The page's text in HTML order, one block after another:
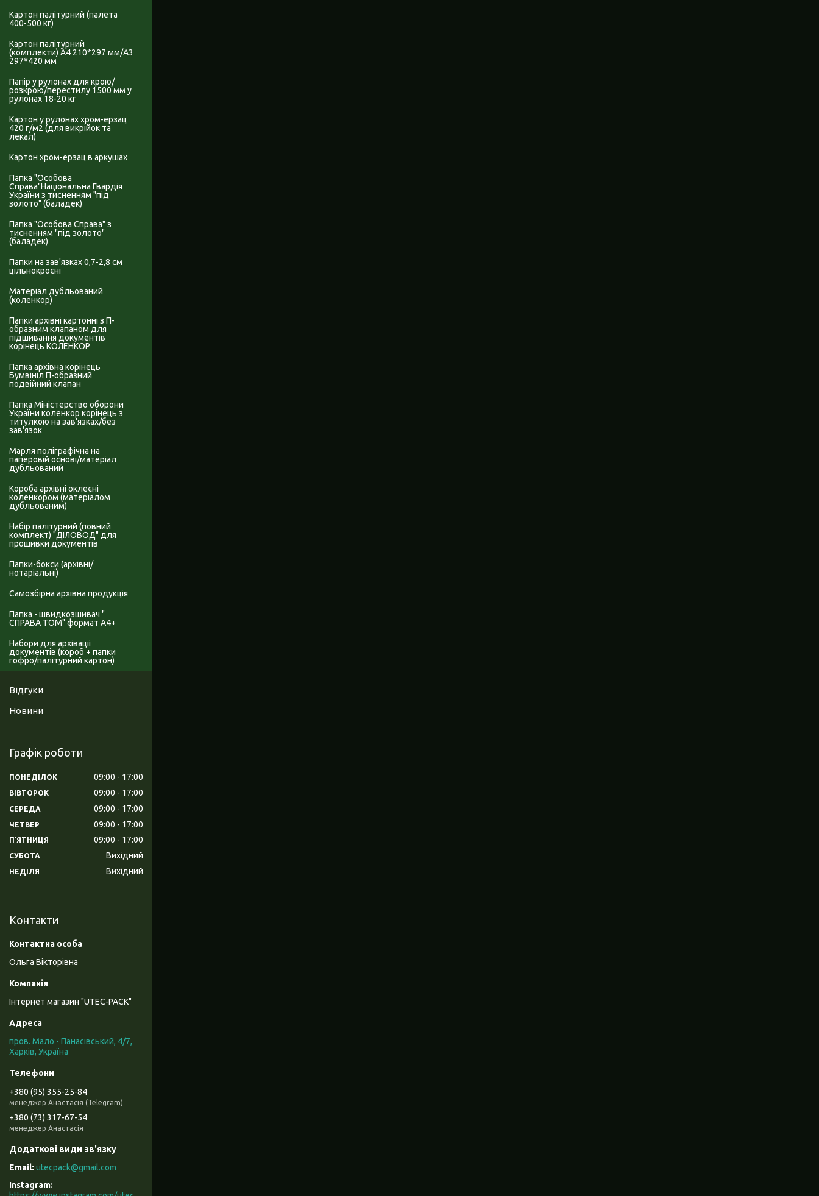
Картон палітурний (палета
400-500 кг)
Картон палітурний
(комплекти) А4 210*297 мм/А3
297*420 мм
Папір у рулонах для крою/
розкрою/перестилу 1500 мм у
рулонах 18-20 кг
Картон у рулонах хром-ерзац
420 г/м2 (для викрійок та
лекал)
Картон хром-ерзац в аркушах
Папка "Особова
Справа"Національна Гвардія
України з тисненням "під
золото" (баладек)
Папка "Особова Справа" з
тисненням "під золото"
(баладек)
Папки на зав'язках 0,7-2,8 см
цільнокроєні
Матеріал дубльований
(коленкор)
Папки архівні картонні з П-
образним клапаном для
підшивання документів
корінець КОЛЕНКОР
Папка архівна корінець
Бумвініл П-образний
подвійний клапан
Папка Міністерство оборони
України коленкор корінець з
титулкою на зав'язках/без
зав'язок
Марля поліграфічна на
паперовій основі/матеріал
дубльований
Короба архівні оклеєні
коленкором (матеріалом
дубльованим)
Набір палітурний (повний
комплект) "ДІЛОВОД" для
прошивки документів
Папки-бокси (архівні/
нотаріальні)
Самозбірна архівна продукція
Папка - швидкозшивач "
СПРАВА ТОМ" формат А4+
Набори для архівації
документів (короб + папки
гофро/палітурний картон)
Відгуки
Новини
Графік роботи
ПОНЕДІЛОК 09:00 17:00
ВІВТОРОК 09:00 17:00
СЕРЕДА 09:00 17:00
ЧЕТВЕР 09:00 17:00
ПʼЯТНИЦЯ 09:00 17:00
СУБОТА Вихідний
НЕДІЛЯ Вихідний
Контакти
Ольга Вікторівна
Інтернет магазин "UTEC-PACK"
пров. Мало - Панасівський, 4/7,
Харків, Україна
+380 (95) 355-25-84
менеджер Анастасія (Telegram)
+380 (73) 317-67-54
менеджер Анастасія
utecpack@gmail.com
Instagram